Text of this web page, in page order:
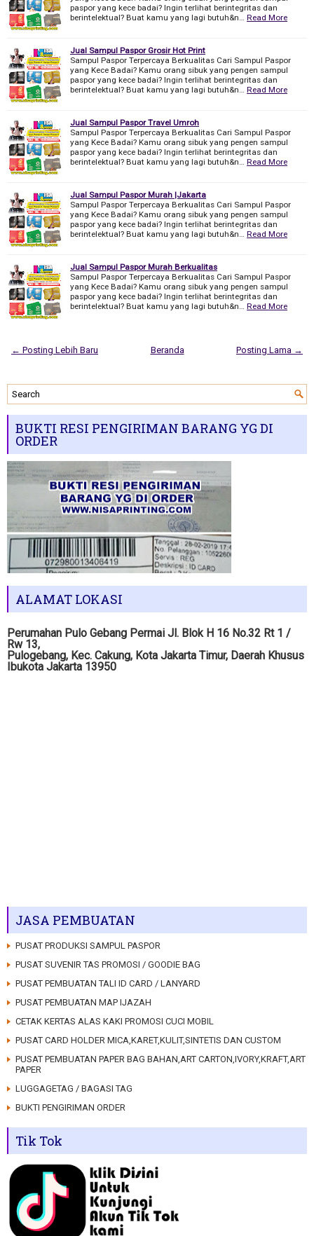
paspor yang kece badai? Ingin terlihat berintegritas dan
berintelektual? Buat kamu yang lagi butuh&n… Read More
Jual Sampul Paspor Grosir Hot Print
Sampul Paspor Terpercaya Berkualitas Cari Sampul Paspor
yang Kece Badai? Kamu orang sibuk yang pengen sampul
paspor yang kece badai? Ingin terlihat berintegritas dan
berintelektual? Buat kamu yang lagi butuh&n… Read More
Jual Sampul Paspor Travel Umroh
Sampul Paspor Terpercaya Berkualitas Cari Sampul Paspor
yang Kece Badai? Kamu orang sibuk yang pengen sampul
paspor yang kece badai? Ingin terlihat berintegritas dan
berintelektual? Buat kamu yang lagi butuh&n… Read More
Jual Sampul Paspor Murah |Jakarta
Sampul Paspor Terpercaya Berkualitas Cari Sampul Paspor
yang Kece Badai? Kamu orang sibuk yang pengen sampul
paspor yang kece badai? Ingin terlihat berintegritas dan
berintelektual? Buat kamu yang lagi butuh&n… Read More
Jual Sampul Paspor Murah Berkualitas
Sampul Paspor Terpercaya Berkualitas Cari Sampul Paspor
yang Kece Badai? Kamu orang sibuk yang pengen sampul
paspor yang kece badai? Ingin terlihat berintegritas dan
berintelektual? Buat kamu yang lagi butuh&n… Read More
← Posting Lebih Baru Posting Lama →
Beranda
BUKTI RESI PENGIRIMAN BARANG YG DI
ORDER
ALAMAT LOKASI
Perumahan Pulo Gebang Permai Jl. Blok H 16 No.32 Rt 1 /
Rw 13,
Pulogebang, Kec. Cakung, Kota Jakarta Timur, Daerah Khusus
Ibukota Jakarta 13950
JASA PEMBUATAN
PUSAT PRODUKSI SAMPUL PASPOR
PUSAT SUVENIR TAS PROMOSI / GOODIE BAG
PUSAT PEMBUATAN TALI ID CARD / LANYARD
PUSAT PEMBUATAN MAP IJAZAH
CETAK KERTAS ALAS KAKI PROMOSI CUCI MOBIL
PUSAT CARD HOLDER MICA,KARET,KULIT,SINTETIS DAN CUSTOM
PUSAT PEMBUATAN PAPER BAG BAHAN,ART CARTON,IVORY,KRAFT,ART
PAPER
LUGGAGETAG / BAGASI TAG
BUKTI PENGIRIMAN ORDER
Tik Tok